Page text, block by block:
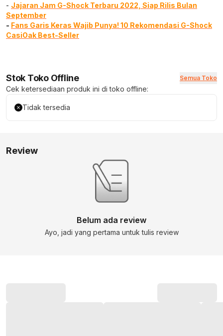
- Jajaran Jam G-Shock Terbaru 2022, Siap Rilis Bulan
September
- Fans Garis Keras Wajib Punya! 10 Rekomendasi G-Shock
CasiOak Best-Seller
Stok Toko Offline Semua Toko
Cek ketersediaan produk ini di toko offline:
Tidak tersedia
Review
Belum ada review
Ayo, jadi yang pertama untuk tulis review